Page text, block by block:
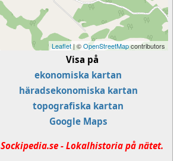
Leaflet | ©OpenStreetMapcontributors
Visa på
ekonomiska kartan
häradsekonomiska kartan
topografiska kartan
Google Maps
Sockipedia.se - Lokalhistoria på nätet.